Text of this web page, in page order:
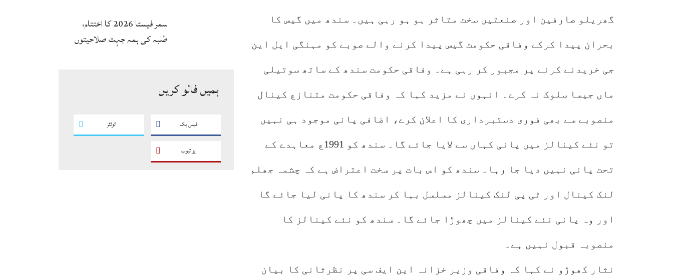
انکشاف
سمر فیسٹا 2026 کا اختتام،
طلبہ کی ہمہ جہت صلاحیتوں
ہمیں فالو کریں
فیس بک ٹوئٹر
یو ٹیوب
گھریلو صارفین اور صنعتیں سخت متاثر ہو ہو رہی ہیں۔ سندھ میں گیس کا
بحران پیدا کرکے وفاقی حکومت گیس پیدا کرنے والے صوبے کو مہنگی ایل این
جی خریدنے کرنے پر مجبور کر رہی ہے۔ وفاقی حکومت سندھ کے ساتھ سوتیلی
ماں جیسا سلوک نہ کرے۔ انہوں نے مزید کہا کہ وفاقی حکومت متنازع کینال
منصوبے سے بھی فوری دستبرداری کا اعلان کرے، اضافی پانی موجود ہی نہیں
تو نئے کینالز میں پانی کہاں سے لایا جائے گا۔ سندھ کو 1991ع معاہدے کے
تحت پانی نہیں دیا جا رہا۔ سندھ کو اس بات پر سخت اعتراض ہے کہ چشمہ جھلم
لنک کینال اور ٹی پی لنک کینالز مسلسل بہا کر سندھ کا پانی لیا جائے گا
اور وہ پانی نئے کینالز میں چھوڑا جائے گا۔ سندھ کو نئے کینالز کا
منصوبہ قبول نہیں ہے۔
نثار کھوڑو نے کہا کہ وفاقی وزیر خزانہ این ایف سی پر نظرثانی کا بیان